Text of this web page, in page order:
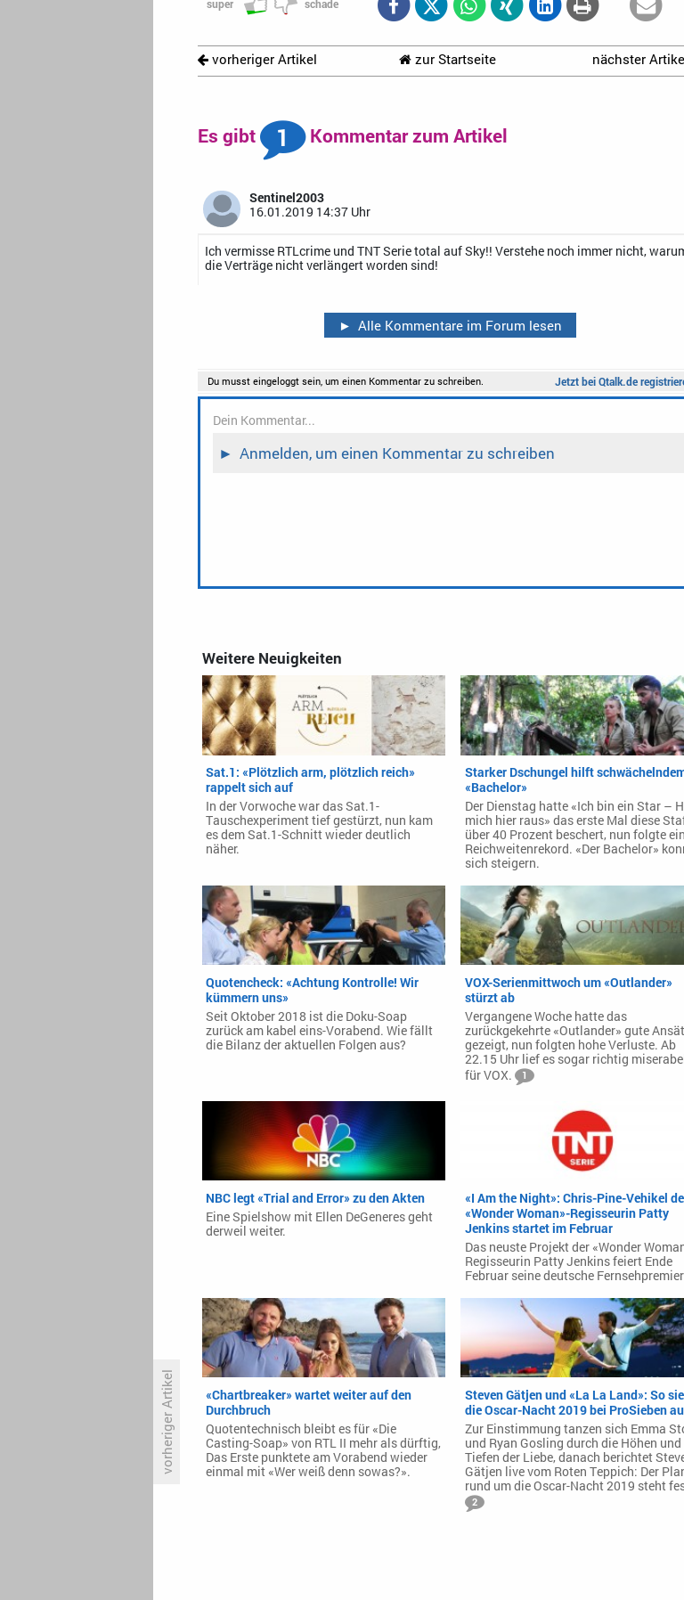
super schade
vorheriger Artikel zur Startseite nächster
vorheriger Artikel
Quotencheck: «Masters Of
Dance»
RTL II importiert britische
Gladiatorenshow und
Kinderstation-Dokusoap
Es gibt 1 Kommentar zum Artikel
Sentinel2003
16.01.2019 14:37 Uhr
Ich vermisse RTLcrime und TNT Serie total auf Sky!! Verstehe noch immer nicht,
die Verträge nicht verlängert worden sind!
► Alle Kommentare im Forum lesen
Weitere Neuigkeiten
Sat.1: «Plötzlich arm, plötzlich reich»
rappelt sich auf
In der Vorwoche war das Sat.1-
Tauschexperiment tief gestürzt, nun kam
es dem Sat.1-Schnitt wieder deutlich
näher.
Starker Dschungel hilft
«Bachelor»
Der Dienstag hatte «Ich bin ein Star –
mich hier raus» das erste Mal diese
über 40 Prozent beschert, nun folgte ein
Reichweitenrekord. «Der Bachelor»
sich steigern.
Quotencheck: «Achtung Kontrolle! Wir
kümmern uns»
Seit Oktober 2018 ist die Doku-Soap
zurück am kabel eins-Vorabend. Wie fällt
die Bilanz der aktuellen Folgen aus?
VOX-Serienmittwoch um «Outlander»
stürzt ab
Vergangene Woche hatte das
zurückgekehrte «Outlander» gute
gezeigt, nun folgten hohe Verluste. Ab
22.15 Uhr lief es sogar richtig
für VOX.
1
NBC legt «Trial and Error» zu den Akten
Eine Spielshow mit Ellen DeGeneres geht
derweil weiter.
«I Am the Night»: Chris-Pine-Vehikel
«Wonder Woman»-Regisseurin Patty
Jenkins startet im Februar
Das neuste Projekt der «Wonder
Regisseurin Patty Jenkins feiert Ende
Februar seine deutsche
«Chartbreaker» wartet weiter auf den
Durchbruch
Quotentechnisch bleibt es für «Die
Casting-Soap» von RTL II mehr als dürftig,
Das Erste punktete am Vorabend wieder
einmal mit «Wer weiß denn sowas?».
Steven Gätjen und «La La Land»: So
die Oscar-Nacht 2019 bei ProSieben
Zur Einstimmung tanzen sich Emma
und Ryan Gosling durch die Höhen und
Tiefen der Liebe, danach berichtet
Gätjen live vom Roten Teppich: Der
rund um die Oscar-Nacht 2019 steht
2